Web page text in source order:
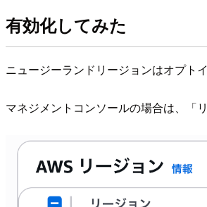
有効化してみた
ニュージーランドリージョンはオプト
マネジメントコンソールの場合は、「